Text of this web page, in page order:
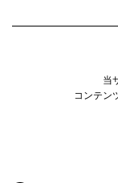
当
コンテン